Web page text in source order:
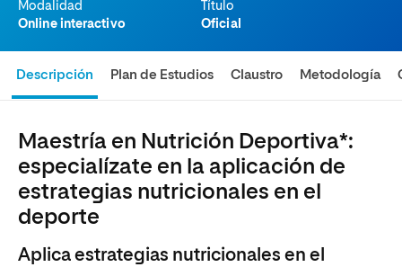
Modalidad
Online interactivo
Título
Oficial
Descripción Plan de Estudios Claustro Metodología
Maestría en Nutrición Deportiva*:
especialízate en la aplicación de
estrategias nutricionales en el
deporte
Aplica estrategias nutricionales en el